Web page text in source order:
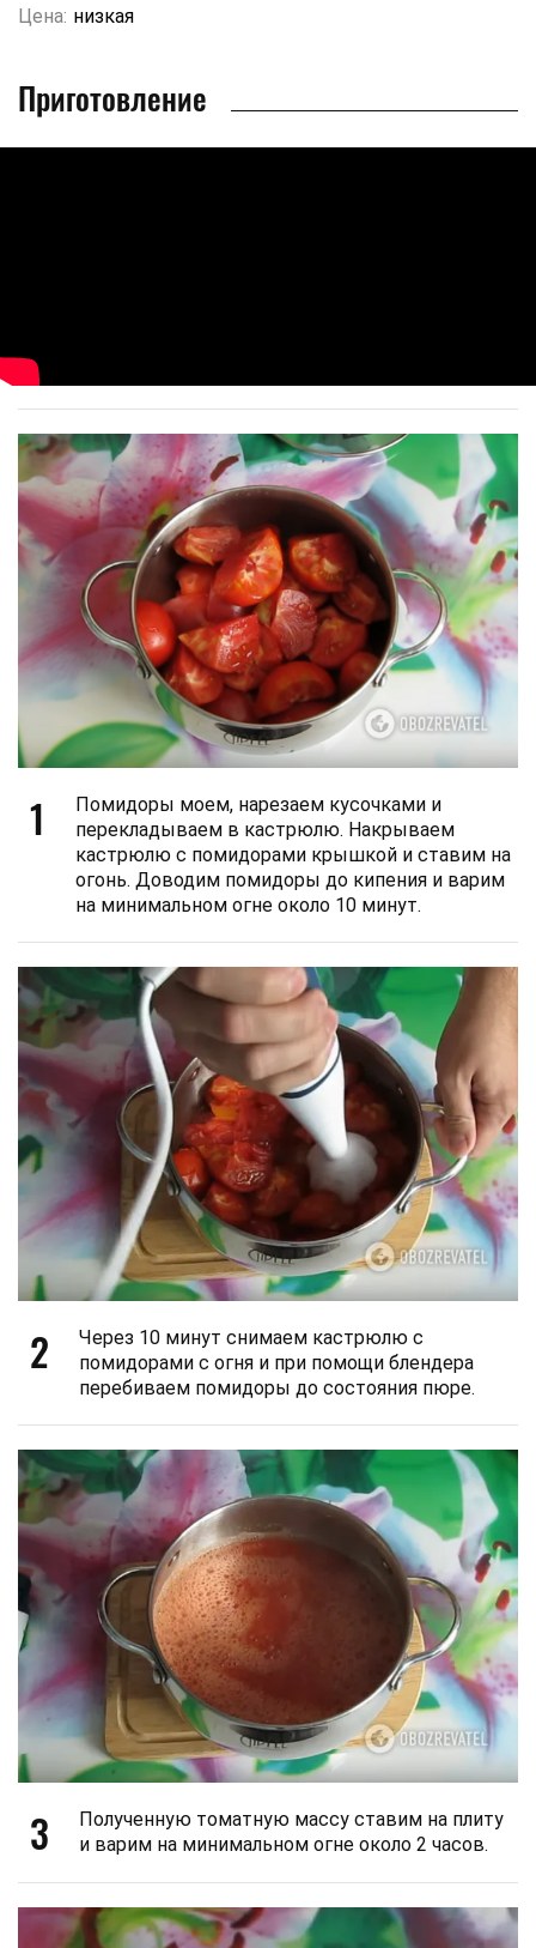
Цена: низкая
Приготовление
1
Помидоры моем, нарезаем кусочками и
перекладываем в кастрюлю. Накрываем
кастрюлю с помидорами крышкой и ставим на
огонь. Доводим помидоры до кипения и варим
на минимальном огне около 10 минут.
2
Через 10 минут снимаем кастрюлю с
помидорами с огня и при помощи блендера
перебиваем помидоры до состояния пюре.
3
Полученную томатную массу ставим на плиту
и варим на минимальном огне около 2 часов.